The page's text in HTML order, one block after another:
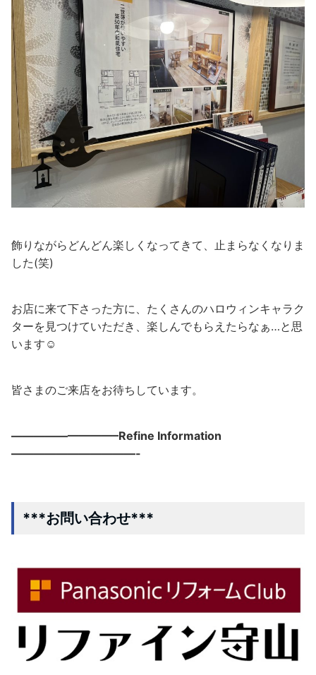
飾りながらどんどん楽しくなってきて、止まらなくなりま
した(笑)
お店に来て下さった方に、たくさんのハロウィンキャラク
ターを見つけていただき、楽しんでもらえたらなぁ…と思
います☺
皆さまのご来店をお待ちしています。
—————————–Refine Information
———————————-
***お問い合わせ***